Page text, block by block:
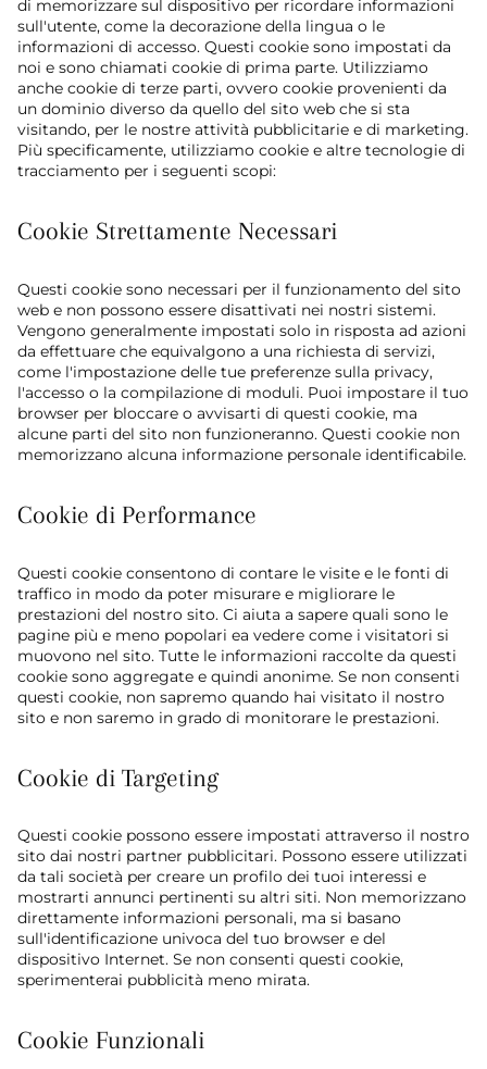
di memorizzare sul dispositivo per ricordare informazioni
sull'utente, come la decorazione della lingua o le
informazioni di accesso. Questi cookie sono impostati da
noi e sono chiamati cookie di prima parte. Utilizziamo
anche cookie di terze parti, ovvero cookie provenienti da
un dominio diverso da quello del sito web che si sta
visitando, per le nostre attività pubblicitarie e di marketing.
Più specificamente, utilizziamo cookie e altre tecnologie di
tracciamento per i seguenti scopi:
Cookie Strettamente Necessari
Questi cookie sono necessari per il funzionamento del sito
web e non possono essere disattivati nei nostri sistemi.
Vengono generalmente impostati solo in risposta ad azioni
da effettuare che equivalgono a una richiesta di servizi,
come l'impostazione delle tue preferenze sulla privacy,
l'accesso o la compilazione di moduli. Puoi impostare il tuo
browser per bloccare o avvisarti di questi cookie, ma
alcune parti del sito non funzioneranno. Questi cookie non
memorizzano alcuna informazione personale identificabile.
Cookie di Performance
Questi cookie consentono di contare le visite e le fonti di
traffico in modo da poter misurare e migliorare le
prestazioni del nostro sito. Ci aiuta a sapere quali sono le
pagine più e meno popolari ea vedere come i visitatori si
muovono nel sito. Tutte le informazioni raccolte da questi
cookie sono aggregate e quindi anonime. Se non consenti
questi cookie, non sapremo quando hai visitato il nostro
sito e non saremo in grado di monitorare le prestazioni.
Cookie di Targeting
Questi cookie possono essere impostati attraverso il nostro
sito dai nostri partner pubblicitari. Possono essere utilizzati
da tali società per creare un profilo dei tuoi interessi e
mostrarti annunci pertinenti su altri siti. Non memorizzano
direttamente informazioni personali, ma si basano
sull'identificazione univoca del tuo browser e del
dispositivo Internet. Se non consenti questi cookie,
sperimenterai pubblicità meno mirata.
Cookie Funzionali